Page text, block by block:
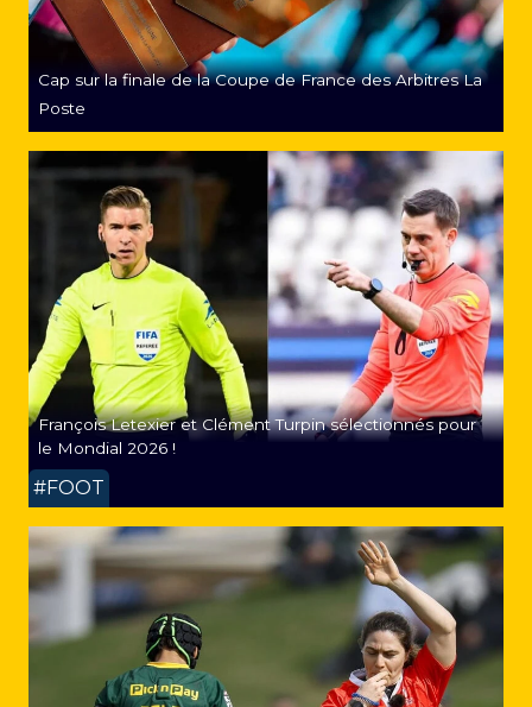
Cap sur la finale de la Coupe de France des Arbitres La
Poste
François Letexier et Clément Turpin sélectionnés pour
le Mondial 2026 !
#FOOT